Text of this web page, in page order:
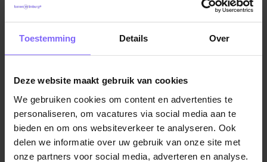
Toestemming Details Over
Deze website maakt gebruik van cookies
We gebruiken cookies om content en advertenties te
personaliseren, om vacatures via social media aan te
bieden en om ons websiteverkeer te analyseren. Ook
delen we informatie over uw gebruik van onze site met
onze partners voor social media, adverteren en analyse.
vorm van zorg.
Daarom past deze functie bij jou
Als verpleegkundige op onze nieuwe afdeling Acute
Korte Opname (AKO) ben je een belangrijke schakel in
het herstel van cliënten. Je kijkt verder dan de
medische zorg alleen en helpt cliënten stap voor stap
toe te werken naar een veilige terugkeer naar huis.
Je:
Vergelijkbare vacatures
Verpleegkundige - Cicero Zorghuis
Cicero Zorggroep